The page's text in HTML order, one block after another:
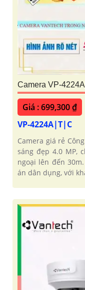
Camera VP-
Giá : 699,300 ₫
VP-4224A|T|C
Camera giá rẻ
sáng đẹp 4.0 MP,
ngoại lên đến
án dân dụng, với